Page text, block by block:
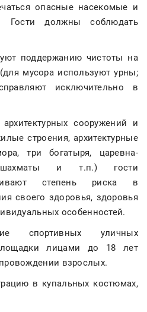
опасные насекомые и
Гости должны соблюдать
поддержанию чистоты на
мусора используют урны;
исключительно в
сооружений и
строения, архитектурные
три богатыря, царевна-
и т.п.) гости
степень риска в
своего здоровья, здоровья
особенностей.
спортивных уличных
лицами до 18 лет
взрослых.
в купальных костюмах,